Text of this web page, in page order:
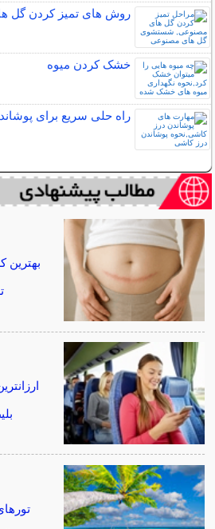
روش های تمیز کردن گل
خشک کردن میوه
راه حلی سریع برای
بهترین